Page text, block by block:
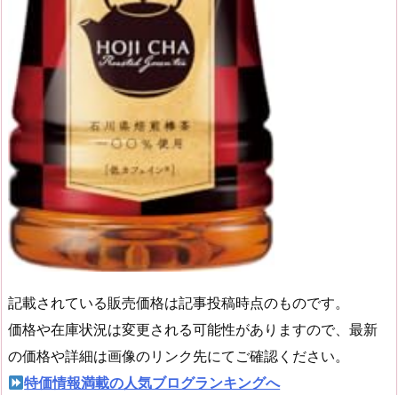
記載されている販売価格は記事投稿時点のものです。
価格や在庫状況は変更される可能性がありますので、最新
の価格や詳細は画像のリンク先にてご確認ください。
特価情報満載の人気ブログランキングへ